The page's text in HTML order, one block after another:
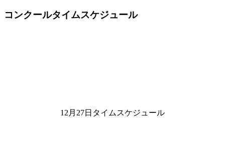
コンクールタイムスケジュール
12月27日タイムスケジュール